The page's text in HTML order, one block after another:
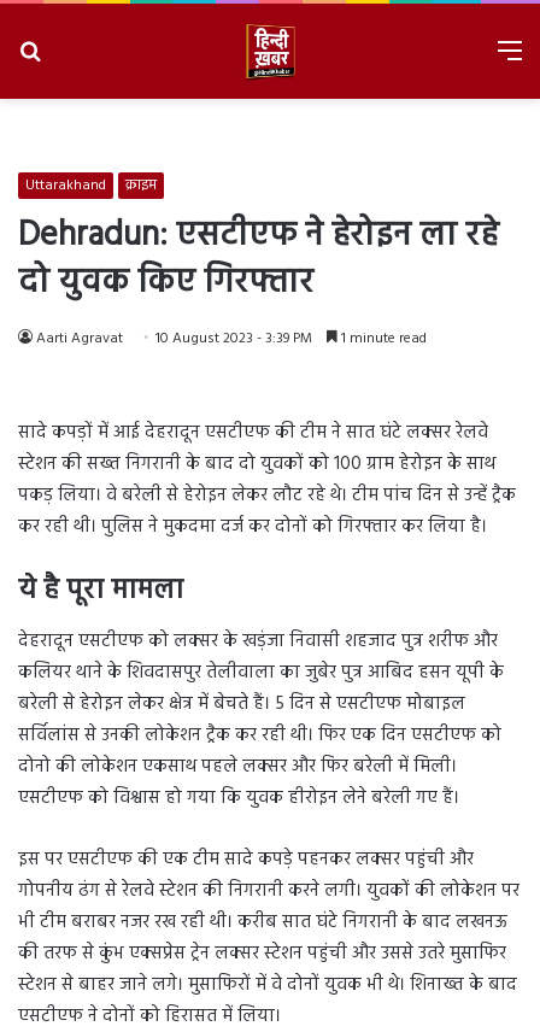
Uttarakhand क्राइम
Dehradun: एसटीएफ ने हेरोइन ला रहे
दो युवक किए गिरफ्तार
Aarti Agravat 10 August 2023 - 3:39 PM 1 minute read
सादे कपड़ों में आई देहरादून एसटीएफ की टीम ने सात घंटे लक्सर रेलवे
स्टेशन की सख्त निगरानी के बाद दो युवकों को 100 ग्राम हेरोइन के साथ
पकड़ लिया। वे बरेली से हेरोइन लेकर लौट रहे थे। टीम पांच दिन से उन्हें ट्रैक
कर रही थी। पुलिस ने मुकदमा दर्ज कर दोनों को गिरफ्तार कर लिया है।
ये है पूरा मामला
देहरादून एसटीएफ को लक्सर के खड़ंजा निवासी शहजाद पुत्र शरीफ और
कलियर थाने के शिवदासपुर तेलीवाला का जुबेर पुत्र आबिद हसन यूपी के
बरेली से हेरोइन लेकर क्षेत्र में बेचते हैं। 5 दिन से एसटीएफ मोबाइल
सर्विलांस से उनकी लोकेशन ट्रैक कर रही थी। फिर एक दिन एसटीएफ को
दोनो की लोकेशन एकसाथ पहले लक्सर और फिर बरेली में मिली।
एसटीएफ को विश्वास हो गया कि युवक हीरोइन लेने बरेली गए हैं।
इस पर एसटीएफ की एक टीम सादे कपड़े पहनकर लक्सर पहुंची और
गोपनीय ढंग से रेलवे स्टेशन की निगरानी करने लगी। युवकों की लोकेशन पर
भी टीम बराबर नजर रख रही थी। करीब सात घंटे निगरानी के बाद लखनऊ
की तरफ से कुंभ एक्सप्रेस ट्रेन लक्सर स्टेशन पहुंची और उससे उतरे मुसाफिर
स्टेशन से बाहर जाने लगे। मुसाफिरों में वे दोनों युवक भी थे। शिनाख्त के बाद
एसटीएफ ने दोनों को हिरासत में लिया।